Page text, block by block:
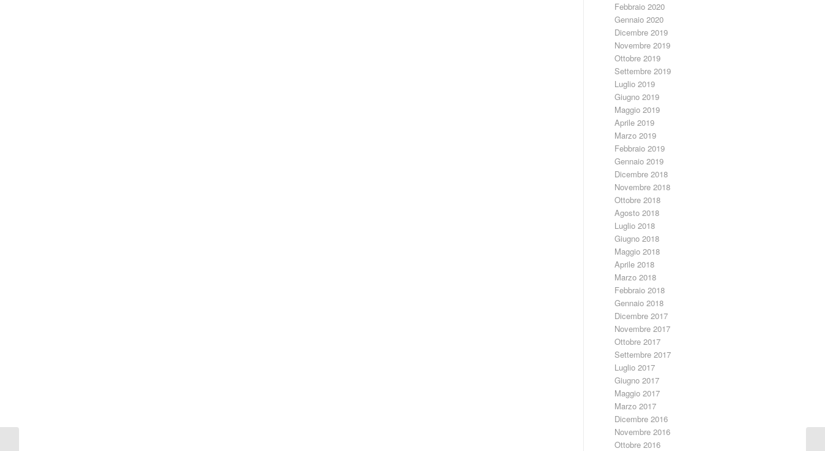
Febbraio 2020
Gennaio 2020
Dicembre 2019
Novembre 2019
Ottobre 2019
Settembre 2019
Luglio 2019
Giugno 2019
Maggio 2019
Aprile 2019
Marzo 2019
Febbraio 2019
Gennaio 2019
Dicembre 2018
Novembre 2018
Ottobre 2018
Agosto 2018
Luglio 2018
Giugno 2018
Maggio 2018
Aprile 2018
Marzo 2018
Febbraio 2018
Gennaio 2018
Dicembre 2017
Novembre 2017
Ottobre 2017
Settembre 2017
Luglio 2017
Giugno 2017
Maggio 2017
Marzo 2017
Dicembre 2016
Novembre 2016
Ottobre 2016